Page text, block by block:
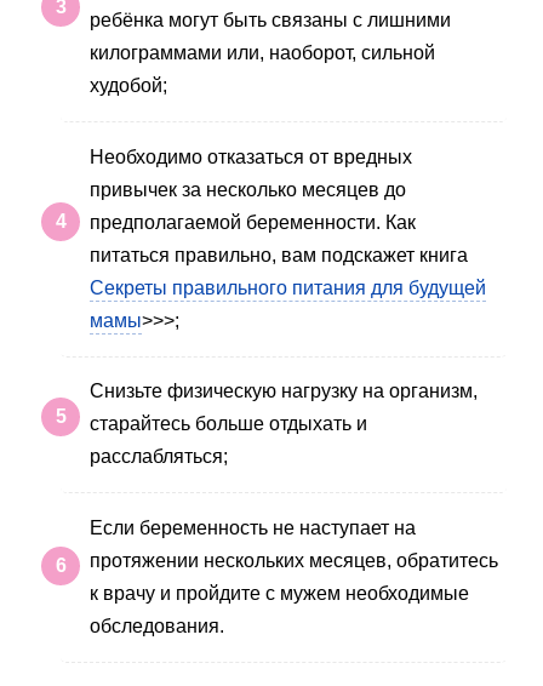
ребёнка могут быть связаны с лишними
килограммами или, наоборот, сильной
худобой;
Необходимо отказаться от вредных
привычек за несколько месяцев до
предполагаемой беременности. Как
питаться правильно, вам подскажет книга
Секреты правильного питания для будущей
мамы>>>;
Снизьте физическую нагрузку на организм,
старайтесь больше отдыхать и
расслабляться;
Если беременность не наступает на
протяжении нескольких месяцев, обратитесь
к врачу и пройдите с мужем необходимые
обследования.